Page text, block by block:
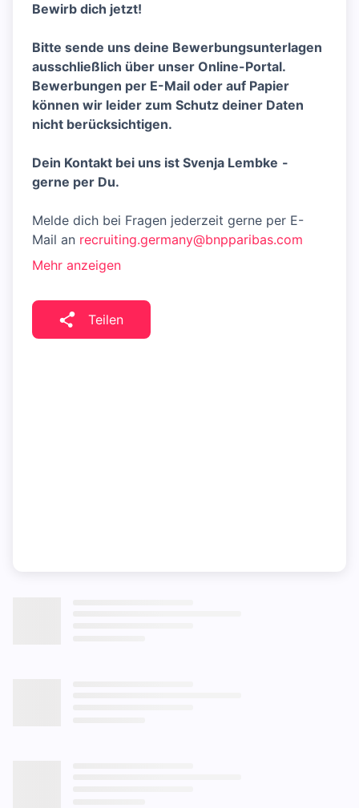
Bewirb dich jetzt!
Bitte sende uns deine Bewerbungsunterlagen
ausschließlich über unser Online-Portal.
Bewerbungen per E-Mail oder auf Papier
können wir leider zum Schutz deiner Daten
nicht berücksichtigen.
Dein Kontakt bei uns ist Svenja Lembke -
gerne per Du.
Melde dich bei Fragen jederzeit gerne per E-
Mail an recruiting.germany@bnpparibas.com
Mehr anzeigen
Teilen